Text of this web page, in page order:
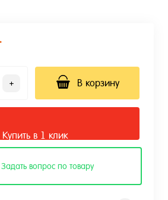
В корзину
Купить в 1 клик
Задать вопрос по товару